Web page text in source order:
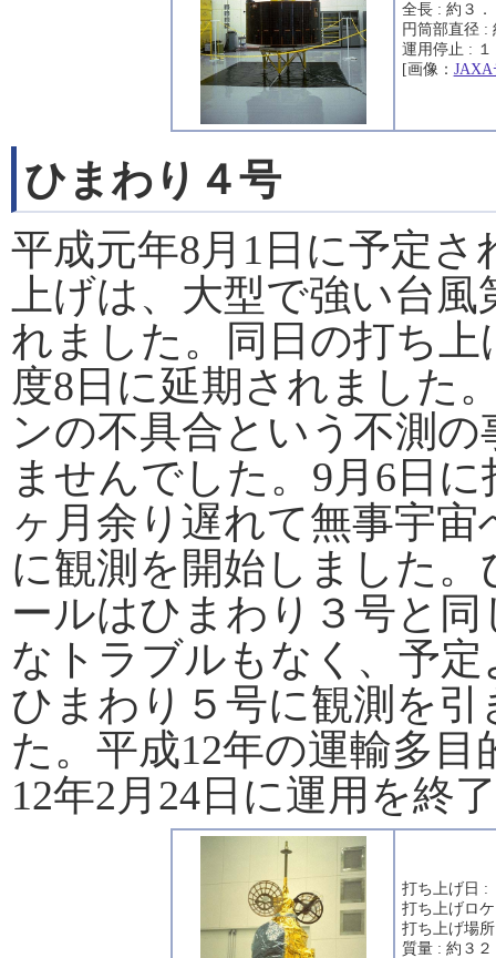
全長 : 約３．
円筒部直径 :
運用停止 :
[画像： JAXA
ひまわり４号
平成元年8月1日に予定
上げは、大型で強い台
れました。同日の打ち
度8日に延期されました
ンの不具合という不測
ませんでした。9月6日
ヶ月余り遅れて無事宇宙
に観測を開始しました
ールはひまわり３号と
なトラブルもなく、予
ひまわり５号に観測を
た。平成12年の運輸多
12年2月24日に運用を終
打ち上げ日 :
打ち上げロ
打ち上げ場
質量 : 約３２